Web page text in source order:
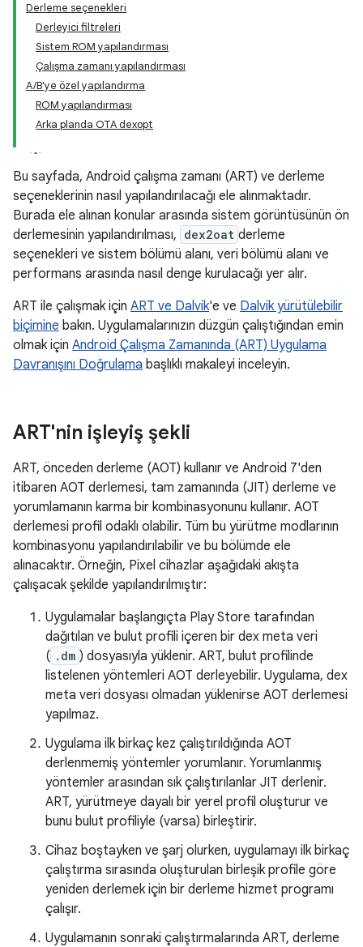
Derleme seçenekleri
Derleyici filtreleri
Sistem ROM yapılandırması
Çalışma zamanı yapılandırması
A/B'ye özel yapılandırma
ROM yapılandırması
Arka planda OTA dexopt
Bu sayfada, Android çalışma zamanı (ART) ve derleme
seçeneklerinin nasıl yapılandırılacağı ele alınmaktadır.
Burada ele alınan konular arasında sistem görüntüsünün ön
derlemesinin yapılandırılması, dex2oat derleme
seçenekleri ve sistem bölümü alanı, veri bölümü alanı ve
performans arasında nasıl denge kurulacağı yer alır.
ART ile çalışmak için ART ve Dalvik'e ve Dalvik yürütülebilir
biçimine bakın. Uygulamalarınızın düzgün çalıştığından emin
olmak için Android Çalışma Zamanında (ART) Uygulama
Davranışını Doğrulama başlıklı makaleyi inceleyin.
ART'nin işleyiş şekli
ART, önceden derleme (AOT) kullanır ve Android 7'den
itibaren AOT derlemesi, tam zamanında (JIT) derleme ve
yorumlamanın karma bir kombinasyonunu kullanır. AOT
derlemesi profil odaklı olabilir. Tüm bu yürütme modlarının
kombinasyonu yapılandırılabilir ve bu bölümde ele
alınacaktır. Örneğin, Pixel cihazlar aşağıdaki akışta
çalışacak şekilde yapılandırılmıştır:
Uygulamalar başlangıçta Play Store tarafından
dağıtılan ve bulut profili içeren bir dex meta veri
( .dm ) dosyasıyla yüklenir. ART, bulut profilinde
listelenen yöntemleri AOT derleyebilir. Uygulama, dex
meta veri dosyası olmadan yüklenirse AOT derlemesi
yapılmaz.
Uygulama ilk birkaç kez çalıştırıldığında AOT
derlenmemiş yöntemler yorumlanır. Yorumlanmış
yöntemler arasından sık çalıştırılanlar JIT derlenir.
ART, yürütmeye dayalı bir yerel profil oluşturur ve
bunu bulut profiliyle (varsa) birleştirir.
Cihaz boştayken ve şarj olurken, uygulamayı ilk birkaç
çalıştırma sırasında oluşturulan birleşik profile göre
yeniden derlemek için bir derleme hizmet programı
çalışır.
Uygulamanın sonraki çalıştırmalarında ART, derleme